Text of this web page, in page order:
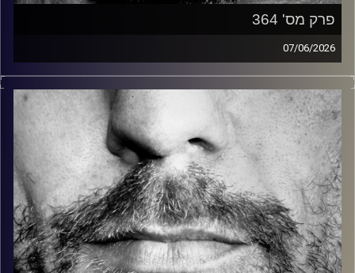
פרק מס' 364
07/06/2026
זיפים, מוזיקה מחוספסת של הופעות חיות. הרבה ג'אם, רוק,
בלוז, bluegrass, ג'אז, Fאנק, פרוגרסיב ואפילו אלקטרוניקה.
כל מה שחי, אמיתי ונושם.
עם שמוליק רגב.
קרדיט תמונות: David Goehring